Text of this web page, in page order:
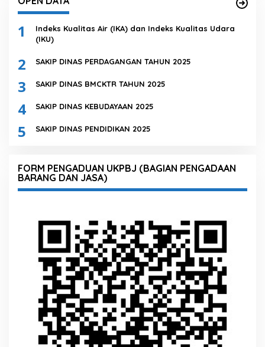
1
Indeks Kualitas Air (IKA) dan Indeks Kualitas Udara
(IKU)
2 SAKIP DINAS PERDAGANGAN TAHUN 2025
3 SAKIP DINAS BMCKTR TAHUN 2025
4 SAKIP DINAS KEBUDAYAAN 2025
5 SAKIP DINAS PENDIDIKAN 2025
FORM PENGADUAN UKPBJ (BAGIAN PENGADAAN
BARANG DAN JASA)